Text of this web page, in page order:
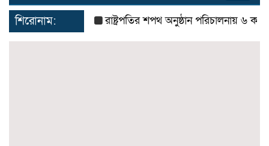
শিরোনাম: রাষ্ট্রপতির শপথ অনুষ্ঠান পরিচালনায় ৬ কমিটি গঠন